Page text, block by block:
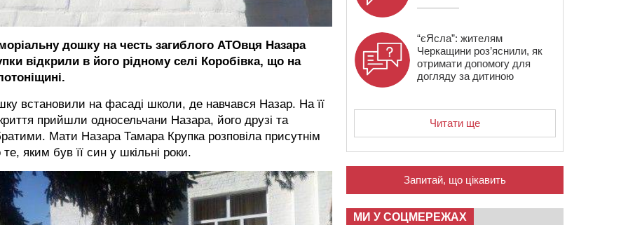
дошку на честь загиблого АТОвця Назара
відкрили в його рідному селі Коробівка, що на
встановили на фасаді школи, де навчався Назар. На її
прийшли односельчани Назара, його друзі та
Мати Назара Тамара Крупка розповіла присутнім
те, яким був її син у шкільні роки.
“єЯсла”: жителям
Черкащини роз’яснили, як
отримати допомогу для
догляду за дитиною
Читати ще
Запитай, що цікавить
МИ У СОЦМЕРЕЖАХ